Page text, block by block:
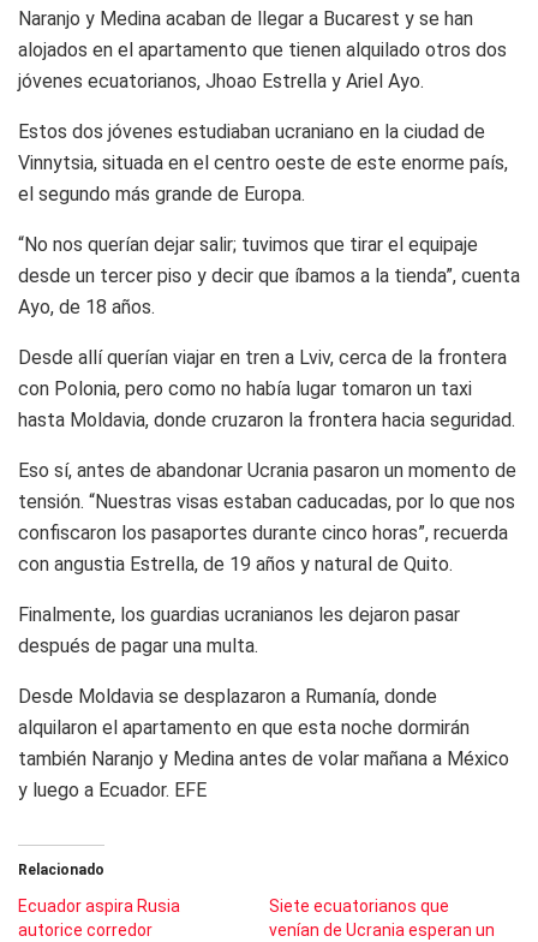
Naranjo y Medina acaban de llegar a Bucarest y se han
alojados en el apartamento que tienen alquilado otros dos
jóvenes ecuatorianos, Jhoao Estrella y Ariel Ayo.
Estos dos jóvenes estudiaban ucraniano en la ciudad de
Vinnytsia, situada en el centro oeste de este enorme país,
el segundo más grande de Europa.
“No nos querían dejar salir; tuvimos que tirar el equipaje
desde un tercer piso y decir que íbamos a la tienda”, cuenta
Ayo, de 18 años.
Desde allí querían viajar en tren a Lviv, cerca de la frontera
con Polonia, pero como no había lugar tomaron un taxi
hasta Moldavia, donde cruzaron la frontera hacia seguridad.
Eso sí, antes de abandonar Ucrania pasaron un momento de
tensión. “Nuestras visas estaban caducadas, por lo que nos
confiscaron los pasaportes durante cinco horas”, recuerda
con angustia Estrella, de 19 años y natural de Quito.
Finalmente, los guardias ucranianos les dejaron pasar
después de pagar una multa.
Desde Moldavia se desplazaron a Rumanía, donde
alquilaron el apartamento en que esta noche dormirán
también Naranjo y Medina antes de volar mañana a México
y luego a Ecuador. EFE
Relacionado
Ecuador aspira Rusia
autorice corredor
Siete ecuatorianos que
venían de Ucrania esperan un